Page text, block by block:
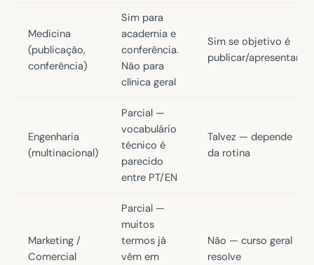
Medicina
(publicação,
conferência)
Sim para
academia e
conferência.
Não para
clínica geral
Sim se objetivo é
publicar/apresentar
Engenharia
(multinacional)
Parcial —
vocabulário
técnico é
parecido
entre PT/EN
Talvez — depende
da rotina
Marketing /
Comercial
Parcial —
muitos
termos já
vêm em
Não — curso geral
resolve